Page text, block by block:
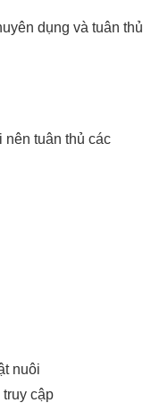
dụng và tuân thủ
tuân thủ các
nuôi
cập